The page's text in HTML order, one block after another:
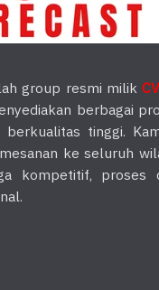
group resmi milik
berbagai
tinggi.
ke seluruh
kompetitif, proses